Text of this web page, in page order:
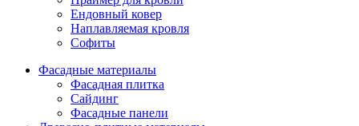
Ендовный ковер
Наплавляемая кровля
Софиты
Фасадные материалы
Фасадная плитка
Сайдинг
Фасадные панели